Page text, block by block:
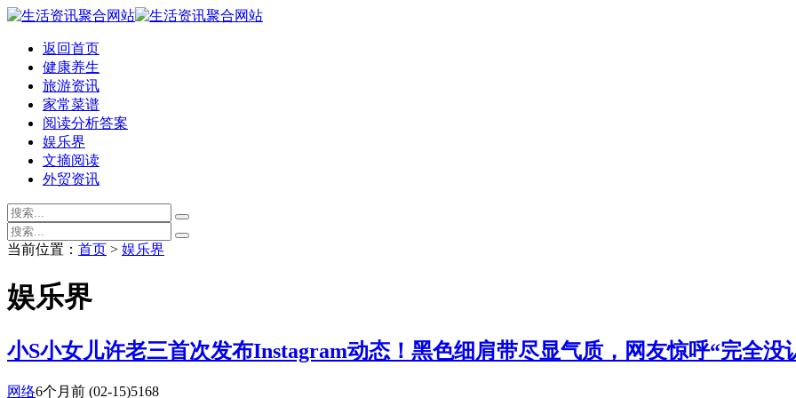
返回首页
健康养生
旅游资讯
家常菜谱
阅读分析答案
娱乐界
文摘阅读
外贸资讯
当前位置： 首页 > 娱乐界
娱乐界
小S小女儿许老三首次发布Instagram动态！黑色细肩带尽显气质，网友惊呼“完全没
网络6个月前 (02-15)5168